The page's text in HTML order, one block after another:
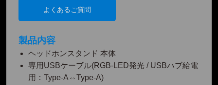
よくあるご質問
製品内容
ヘッドホンスタンド 本体
専用USBケーブル(RGB-LED発光 / USBハブ給電
用：Type-A⇔Type-A)